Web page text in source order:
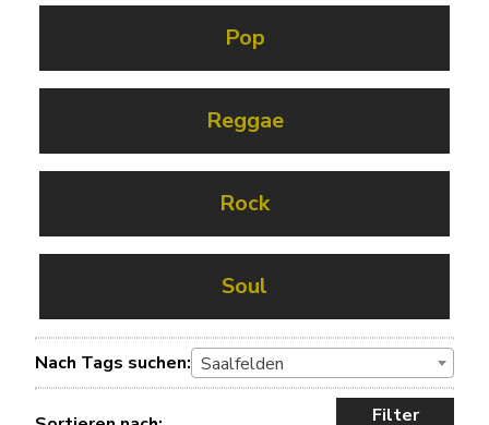
Pop
Reggae
Rock
Soul
Nach Tags suchen: Saalfelden
Filter